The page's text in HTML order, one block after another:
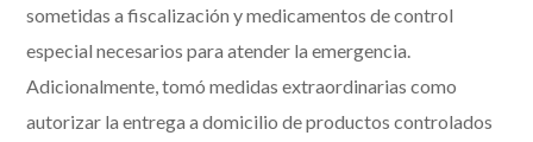
sometidas a fiscalización y medicamentos de control
especial necesarios para atender la emergencia.
Adicionalmente, tomó medidas extraordinarias como
autorizar la entrega a domicilio de productos controlados